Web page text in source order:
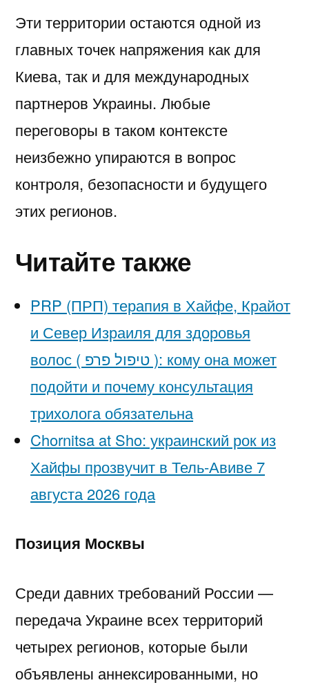
Эти территории остаются одной из
главных точек напряжения как для
Киева, так и для международных
партнеров Украины. Любые
переговоры в таком контексте
неизбежно упираются в вопрос
контроля, безопасности и будущего
этих регионов.
Читайте также
PRP (ПРП) терапия в Хайфе, Крайот
и Север Израиля для здоровья
волос ( טיפול פרפ ): кому она может
подойти и почему консультация
трихолога обязательна
Chornitsa at Sho: украинский рок из
Хайфы прозвучит в Тель-Авиве 7
августа 2026 года
Позиция Москвы
Среди давних требований России —
передача Украине всех территорий
четырех регионов, которые были
объявлены аннексированными, но